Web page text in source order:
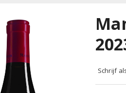
Schrijf